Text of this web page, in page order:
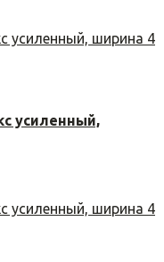
усиленный,